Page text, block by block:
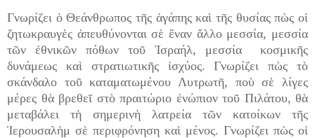
Γνωρίζει ὁ Θεάνθρωπος τῆς ἀγάπης καὶ τῆς θυσίας πὼς οἱ
ζητωκραυγὲς ἀπευθύνονται σὲ ἕναν ἄλλο μεσσία, μεσσία
τῶν ἐθνικῶν πόθων τοῦ Ἰσραήλ, μεσσία κοσμικῆς
δυνάμεως καὶ στρατιωτικῆς ἰσχύος. Γνωρίζει πὼς τὸ
σκάνδαλο τοῦ καταματωμένου Λυτρωτῆ, ποὺ σὲ λίγες
μέρες θὰ βρεθεῖ στὸ πραιτώριο ἐνώπιον τοῦ Πιλάτου, θὰ
μεταβάλει τὴ σημερινὴ λατρεία τῶν κατοίκων τῆς
Ἱερουσαλὴμ σὲ περιφρόνηση καὶ μένος. Γνωρίζει πὼς οἱ